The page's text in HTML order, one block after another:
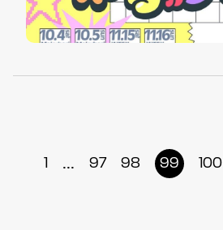
1 ... 97 98 99 100